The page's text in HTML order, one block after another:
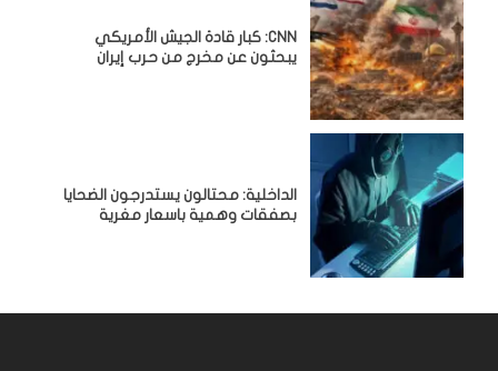
CNN: كبار قادة الجيش الأمريكي
يبحثون عن مخرج من حرب إيران
الداخلية: محتالون يستدرجون الضحايا
بصفقات وهمية باسعار مغرية